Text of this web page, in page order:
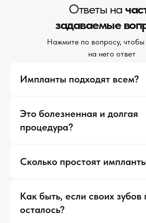
Ответы на
задаваемые
Нажмите по вопросу, чтобы
на него ответ
Импланты подходят всем?
Это болезненная и долгая
процедура?
Сколько простоят
Как быть, если своих зубов
осталось?